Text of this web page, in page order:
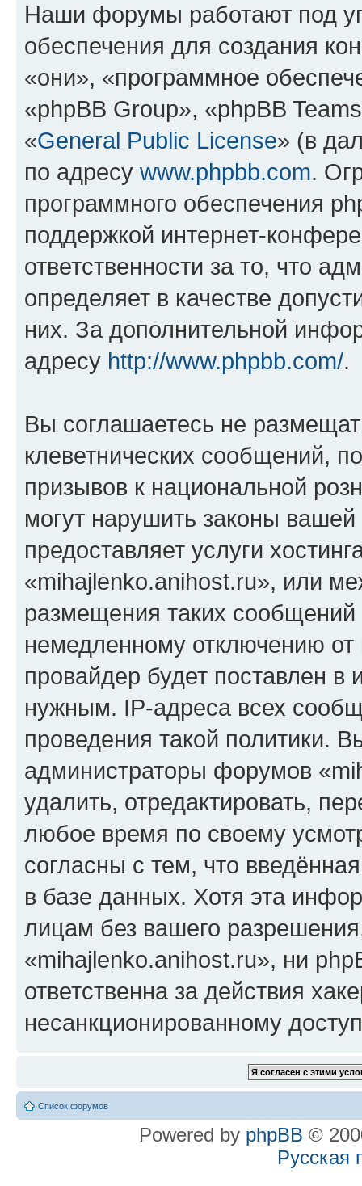
Наши форумы работают под
обеспечения для создания
«они», «программное
«phpBB Group», «phpBB
«General Public License» (в
по адресу www.phpbb.com.
программного обеспечения
поддержкой интернет-
ответственности за то, что
определяет в качестве
них. За дополнительной
адресу http://www.phpbb.com/.
Вы соглашаетесь не
клеветнических сообщений,
призывов к национальной
могут нарушить законы
предоставляет услуги
«mihajlenko.anihost.ru», или
размещения таких
немедленному отключению
провайдер будет поставлен в
нужным. IP-адреса всех
проведения такой политики.
администраторы форумов
удалить, отредактировать,
любое время по своему
согласны с тем, что
в базе данных. Хотя эта
лицам без вашего
«mihajlenko.anihost.ru», ни
ответственна за действия
несанкционированному
Список форумов
Powered by phpBB ©
Русская